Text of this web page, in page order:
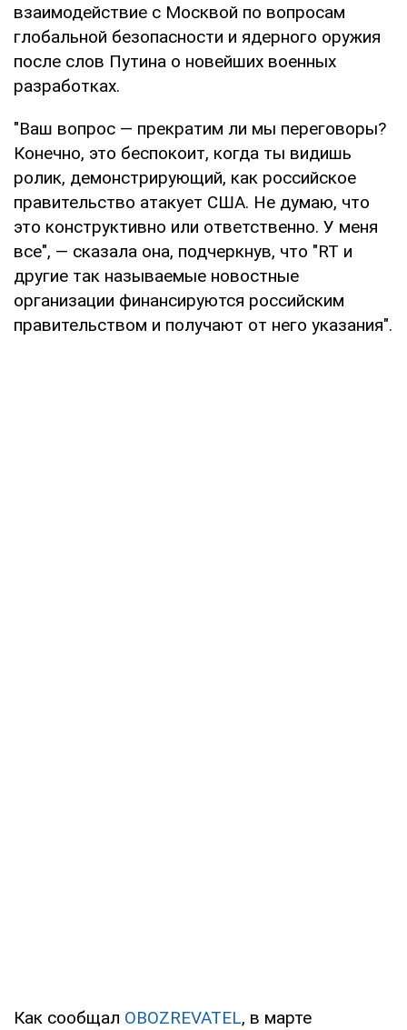
взаимодействие с Москвой по вопросам
глобальной безопасности и ядерного оружия
после слов Путина о новейших военных
разработках.
"Ваш вопрос — прекратим ли мы переговоры?
Конечно, это беспокоит, когда ты видишь
ролик, демонстрирующий, как российское
правительство атакует США. Не думаю, что
это конструктивно или ответственно. У меня
все", — сказала она, подчеркнув, что "RT и
другие так называемые новостные
организации финансируются российским
правительством и получают от него указания".
Как сообщал OBOZREVATEL, в марте